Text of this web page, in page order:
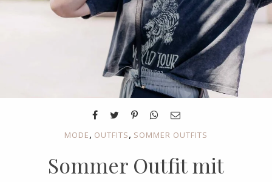
MODE, OUTFITS, SOMMER OUTFITS
Sommer Outfit mit